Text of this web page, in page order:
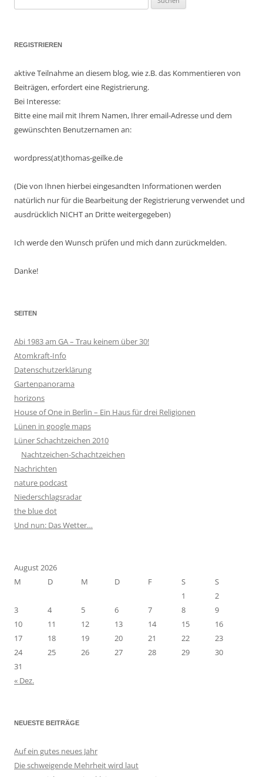
nach:
REGISTRIEREN
aktive Teilnahme an diesem blog, wie z.B. das Kommentieren von
Beiträgen, erfordert eine Registrierung.
Bei Interesse:
Bitte eine mail mit Ihrem Namen, Ihrer email-Adresse und dem
gewünschten Benutzernamen an:
wordpress(at)thomas-geilke.de
(Die von Ihnen hierbei eingesandten Informationen werden
natürlich nur für die Bearbeitung der Registrierung verwendet und
ausdrücklich NICHT an Dritte weitergegeben)
Ich werde den Wunsch prüfen und mich dann zurückmelden.
Danke!
SEITEN
Abi 1983 am GA – Trau keinem über 30!
Atomkraft-Info
Datenschutzerklärung
Gartenpanorama
horizons
House of One in Berlin – Ein Haus für drei Religionen
Lünen in google maps
Lüner Schachtzeichen 2010
Nachtzeichen-Schachtzeichen
Nachrichten
nature podcast
Niederschlagsradar
the blue dot
Und nun: Das Wetter…
August 2026
M
D M D F S
S
1
2
3
4 5 6 7 8
9
10
11 12 13 14 15
16
17
18 19 20 21 22
23
24
25 26 27 28 29
30
31
« Dez.
NEUESTE BEITRÄGE
Auf ein gutes neues Jahr
Die schweigende Mehrheit wird laut